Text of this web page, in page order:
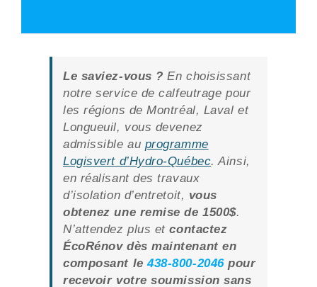
Le saviez-vous ? En choisissant
notre service de calfeutrage pour
les régions de Montréal, Laval et
Longueuil, vous devenez
admissible au programme
Logisvert d’Hydro-Québec . Ainsi,
en réalisant des travaux
d’isolation d’entretoit, vous
obtenez une remise de 1500$.
N’attendez plus etcontactez
ÉcoRénov dès maintenant en
composant le438-800-2046pour
recevoir votre soumission sans